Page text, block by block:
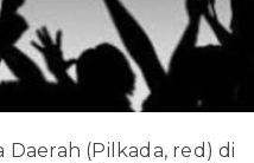
Daerah (Pilkada, red) di